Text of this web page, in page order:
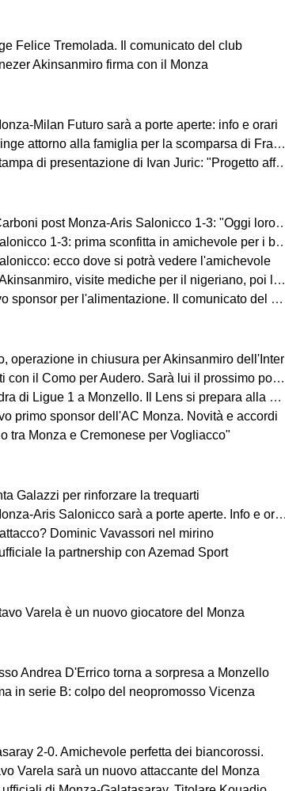
Felice Tremolada. Il comunicato del club
Akinsanmiro firma con il Monza
Milan Futuro sarà a porte aperte: info e orari
attorno alla famiglia per la scomparsa di Franco Baresi
di presentazione di Ivan Juric: "Progetto affascinante"
post Monza-Aris Salonicco 1-3: "Oggi loro più bravi di noi"
1-3: prima sconfitta in amichevole per i brianzoli
ecco dove si potrà vedere l'amichevole
visite mediche per il nigeriano, poi la firma
per l'alimentazione. Il comunicato del club biancorosso
operazione in chiusura per Akinsanmiro dell'Inter
il Como per Audero. Sarà lui il prossimo portiere biancorosso?
1 a Monzello. Il Lens si prepara alla Como Cup in Brianza
primo sponsor dell'AC Monza. Novità e accordi
tra Monza e Cremonese per Vogliacco"
Galazzi per rinforzare la trequarti
Aris Salonicco sarà a porte aperte. Info e orari
Dominic Vavassori nel mirino
la partnership con Azemad Sport
Varela è un nuovo giocatore del Monza
Andrea D'Errico torna a sorpresa a Monzello
in serie B: colpo del neopromosso Vicenza
2-0. Amichevole perfetta dei biancorossi.
Varela sarà un nuovo attaccante del Monza